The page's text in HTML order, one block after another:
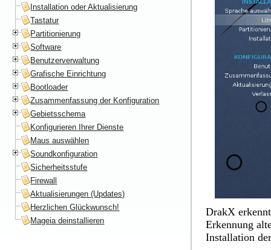
DrakX
Erkennung
Installation
Installation oder Aktualisierung
Tastatur
Partitionierung
Software
Benutzerverwaltung
Grafische Einrichtung
Bootloader
Zusammenfassung der Konfiguration
Gebietsschema
Konfigurieren Ihrer Dienste
Maus auswählen
Soundkonfiguration
Sicherheitsstufe
Firewall
Aktualisierungen (Updates)
Herzlichen Glückwunsch!
Mageia deinstallieren